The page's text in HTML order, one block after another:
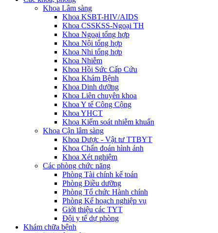
Khoa Lâm sàng
Khoa KSBT-HIV/AIDS
Khoa CSSKSS-Ngoại TH
Khoa Ngoại tổng hợp
Khoa Nội tổng hợp
Khoa Nhi tổng hợp
Khoa Nhiễm
Khoa Hồi Sức Cấp Cứu
Khoa Khám Bệnh
Khoa Dinh dưỡng
Khoa Liên chuyên khoa
Khoa Y tế Công Cộng
Khoa YHCT
Khoa Kiểm soát nhiễm khuẩn
Khoa Cận lâm sàng
Khoa Dược - Vật tư TTBYT
Khoa Chẩn đoán hình ảnh
Khoa Xét nghiệm
Các phòng chức năng
Phòng Tài chính kế toán
Phòng Điều dưỡng
Phòng Tổ chức Hành chính
Phòng Kế hoạch nghiệp vụ
Giới thiệu các TYT
Đội y tế dự phòng
Khám chữa bệnh